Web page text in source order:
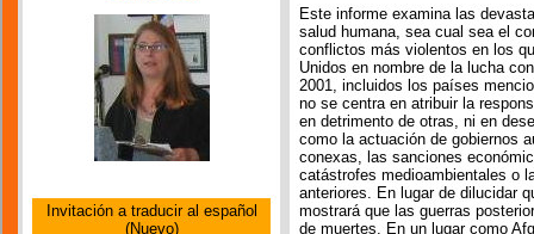
Invitación a traducir al español
(Nuevo)
Este informe examina las
salud humana, sea cual sea el
conflictos más violentos en los
Unidos en nombre de la lucha
2001, incluidos los países
no se centra en atribuir la
en detrimento de otras, ni en
como la actuación de gobiernos
conexas, las sanciones
catástrofes medioambientales o
anteriores. En lugar de dilucidar
mostrará que las guerras
de muertes. En un lugar como